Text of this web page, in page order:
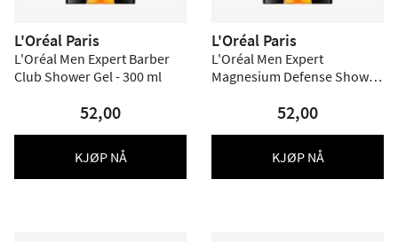
L'Oréal Paris
L'Oréal Men Expert Barber
Club Shower Gel - 300 ml
52,00
KJØP NÅ
L'Oréal Paris
L'Oréal Men Expert
Magnesium Defense Shower
52,00
KJØP NÅ